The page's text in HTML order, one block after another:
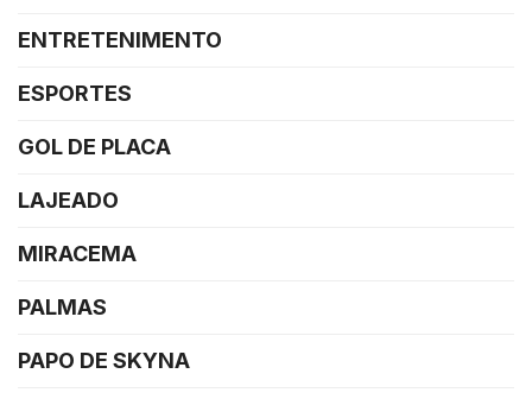
ENTRETENIMENTO
ESPORTES
GOL DE PLACA
LAJEADO
MIRACEMA
PALMAS
PAPO DE SKYNA